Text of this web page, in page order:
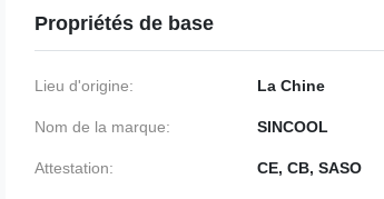
Propriétés de base
Lieu d'origine: La Chine
Nom de la marque: SINCOOL
Attestation: CE, CB, SASO